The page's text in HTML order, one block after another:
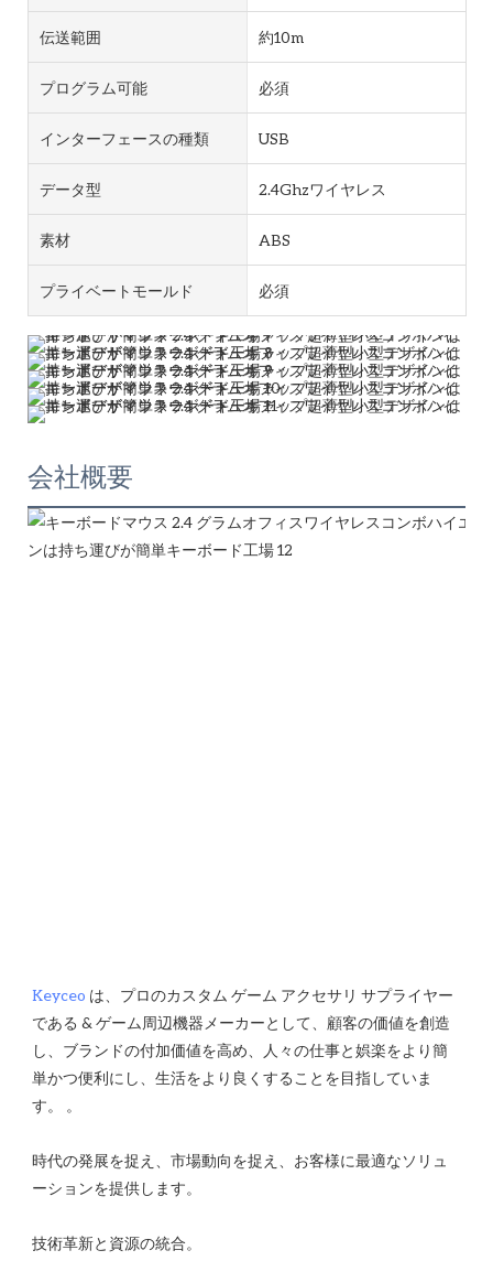
伝送範囲 約10m
プログラム可能 必須
インターフェースの種類 USB
データ型 2.4Ghzワイヤレス
素材 ABS
プライベートモールド 必須
会社概要
Keyceo は、プロのカスタム ゲーム アクセサリ サプライヤー
である & ゲーム周辺機器メーカーとして、顧客の価値を創造
し、ブランドの付加価値を高め、人々の仕事と娯楽をより簡
単かつ便利にし、生活をより良くすることを目指していま
時代の発展を捉え、市場動向を捉え、お客様に最適なソリュ